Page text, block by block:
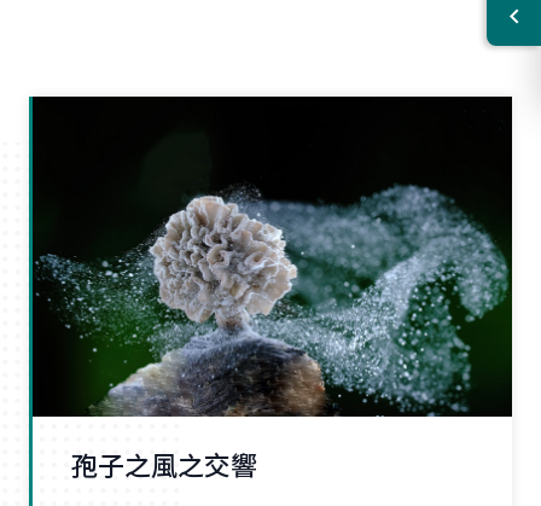
孢子之風之交響